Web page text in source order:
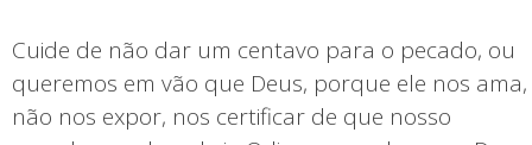
Cuide de não dar um centavo para o pecado, ou
queremos em vão que Deus, porque ele nos ama,
não nos expor, nos certificar de que nosso